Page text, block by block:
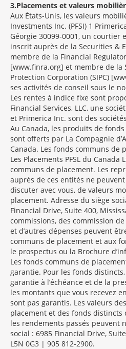
3 Placements et valeurs
Aux États-Unis, les valeurs
Investments Inc. (PFSI) 1
Géorgie 30099-0001, un courtier
inscrit auprès de la Securities &
membre de la Financial
[www.finra.org] et membre de la
Protection Corporation (SIPC)
ses activités de conseil sous le
Les rentes à indice fixe sont
Financial Services, LLC, une
et Primerica Inc. sont des
Au Canada, les produits de
sont offerts par La Compagnie
Canada. Les fonds communs de
Les Placements PFSL du
communs de placement. Les
auprès de ces entités ne
discuter avec vous, de valeurs
placement. Adresse du siège
Financial Drive, Suite 400,
commissions, des commission
et d’autres dépenses peuvent
communs de placement et aux
le prospectus ou la Brochure
Les fonds communs de
garantie. Pour les fonds
garantie à l’échéance et de la
les montants que vous recevez
sont pas garantis. Les valeurs
placement et des fonds
les rendements passés peuvent
social : 6985 Financial Drive,
L5N 0G3 | 905 812-2900.